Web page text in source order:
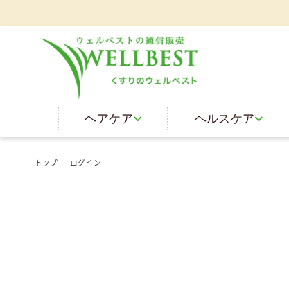
ヘアケア ヘルスケア
トップ ログイン